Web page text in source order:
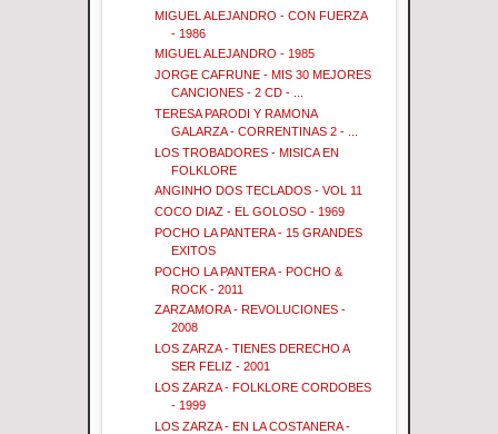
MIGUEL ALEJANDRO - CON FUERZA
- 1986
MIGUEL ALEJANDRO - 1985
JORGE CAFRUNE - MIS 30 MEJORES
CANCIONES - 2 CD - ...
TERESA PARODI Y RAMONA
GALARZA - CORRENTINAS 2 - ...
LOS TROBADORES - MISICA EN
FOLKLORE
ANGINHO DOS TECLADOS - VOL 11
COCO DIAZ - EL GOLOSO - 1969
POCHO LA PANTERA - 15 GRANDES
EXITOS
POCHO LA PANTERA - POCHO &
ROCK - 2011
ZARZAMORA - REVOLUCIONES -
2008
LOS ZARZA - TIENES DERECHO A
SER FELIZ - 2001
LOS ZARZA - FOLKLORE CORDOBES
- 1999
LOS ZARZA - EN LA COSTANERA -